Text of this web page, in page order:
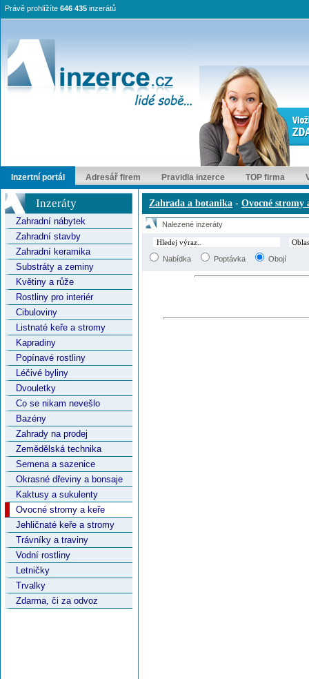
Právě prohlížíte 646 435 inzerátů
Inzertní portál Adresář firem Pravidla inzerce TOP firma
Inzeráty
Zahradní nábytek
Zahradní stavby
Zahradní keramika
Substráty a zeminy
Květiny a růže
Rostliny pro interiér
Cibuloviny
Listnaté keře a stromy
Kapradiny
Popínavé rostliny
Léčivé byliny
Dvouletky
Co se nikam nevešlo
Bazény
Zahrady na prodej
Zemědělská technika
Semena a sazenice
Okrasné dřeviny a bonsaje
Kaktusy a sukulenty
Ovocné stromy a keře
Jehličnaté keře a stromy
Trávníky a traviny
Vodní rostliny
Letničky
Trvalky
Zdarma, či za odvoz
Zahrada a botanika - Ovocné stromy
Nalezené inzeráty
Nabídka Poptávka Obojí